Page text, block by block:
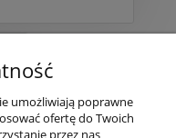
umożliwiają poprawne
ofertę do Twoich
przez nas